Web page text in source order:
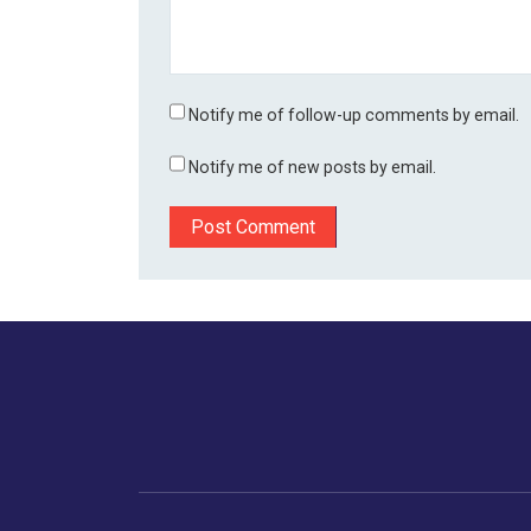
Notify me of follow-up comments by email.
Notify me of new posts by email.